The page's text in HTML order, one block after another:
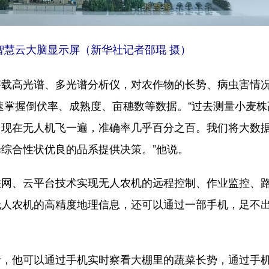
云大脑显示屏（新华社记者邵琨 摄）
光谱、多光谱分析仪，对农作物的长势、病虫害情
握倒伏率、成熟度、亩穗数等数据。“过去测量小麦
在无人机飞一遍，准确率几乎百分之百。我们将大数
性状优良的品系提供决策。”他说。
云平台技术实现无人农机的远程控制、作业监控、
农机的高精度地理信息，还可以通过一部手机，足不
可以通过手机实时察看大棚里的蔬菜长势，通过手